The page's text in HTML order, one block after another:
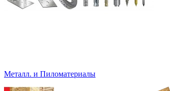
Металл. и Пиломатериалы